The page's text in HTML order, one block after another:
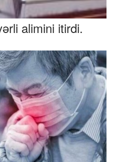
alimini itirdi.